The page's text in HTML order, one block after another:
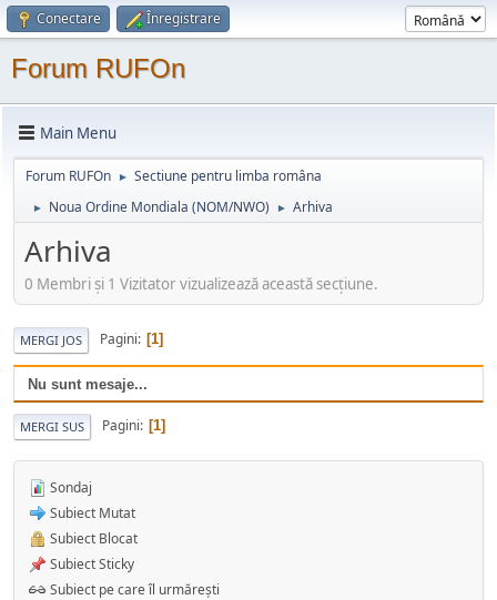
Conectare Înregistrare
Forum RUFOn
Main Menu
Forum RUFOn ► Sectiune pentru limba româna
► Noua Ordine Mondiala (NOM/NWO) ► Arhiva
Arhiva
0 Membri şi 1 Vizitator vizualizează această secțiune.
MERGI JOS Pagini 1
Nu sunt mesaje...
MERGI SUS Pagini 1
Sondaj
Subiect Mutat
Subiect Blocat
Subiect Sticky
Subiect pe care îl urmărești